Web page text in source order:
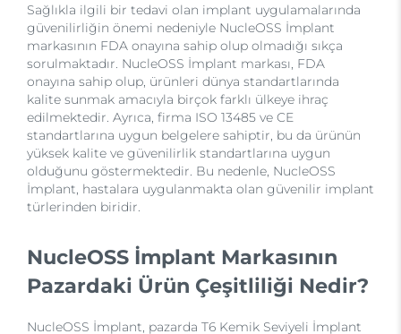
Sağlıkla ilgili bir tedavi olan implant uygulamalarında
güvenilirliğin önemi nedeniyle NucleOSS İmplant
markasının FDA onayına sahip olup olmadığı sıkça
sorulmaktadır. NucleOSS İmplant markası, FDA
onayına sahip olup, ürünleri dünya standartlarında
kalite sunmak amacıyla birçok farklı ülkeye ihraç
edilmektedir. Ayrıca, firma ISO 13485 ve CE
standartlarına uygun belgelere sahiptir, bu da ürünün
yüksek kalite ve güvenilirlik standartlarına uygun
olduğunu göstermektedir. Bu nedenle, NucleOSS
İmplant, hastalara uygulanmakta olan güvenilir implant
türlerinden biridir.
NucleOSS İmplant Markasının
Pazardaki Ürün Çeşitliliği Nedir?
NucleOSS İmplant, pazarda T6 Kemik Seviyeli İmplant